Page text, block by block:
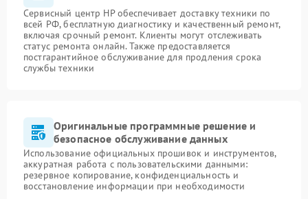
Сервисный центр HP обеспечивает доставку техники по
всей РФ, бесплатную диагностику и качественный ремонт,
включая срочный ремонт. Клиенты могут отслеживать
статус ремонта онлайн. Также предоставляется
постгарантийное обслуживание для продления срока
службы техники
Оригинальные программные решение и
безопасное обслуживание данных
Использование официальных прошивок и инструментов,
аккуратная работа с пользовательскими данными:
резервное копирование, конфиденциальность и
восстановление информации при необходимости